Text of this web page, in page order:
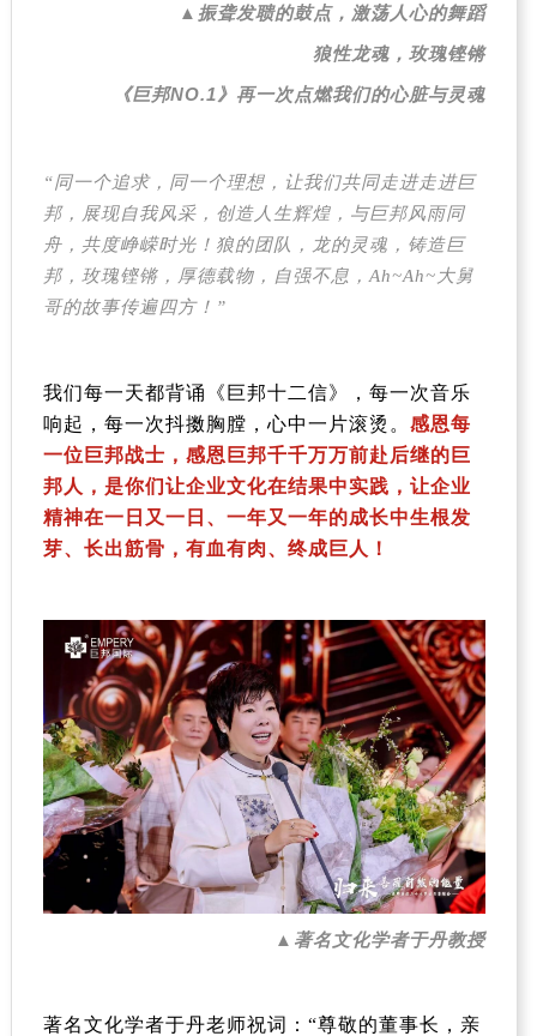
▲振聋发聩的鼓点，激荡人心的舞蹈
狼性龙魂，玫瑰铿锵
《巨邦NO.1》再一次点燃我们的心脏与灵魂
“同一个追求，同一个理想，让我们共同走进走进巨
邦，展现自我风采，创造人生辉煌，与巨邦风雨同
舟，共度峥嵘时光！狼的团队，龙的灵魂，铸造巨
邦，玫瑰铿锵，厚德载物，自强不息，Ah~Ah~ 大舅
哥的故事传遍四方！”
我们每一天都背诵《巨邦十二信》，每一次音乐
响起，每一次抖擞胸膛，心中一片滚烫。感恩每
一位巨邦战士，感恩巨邦千千万万前赴后继的巨
邦人，是你们让企业文化在结果中实践，让企业
精神在一日又一日、一年又一年的成长中生根发
芽、长出筋骨，有血有肉、终成巨人！
▲ 著名文化学者于丹教授
著名文化学者于丹老师祝词：“尊敬的董事长，亲